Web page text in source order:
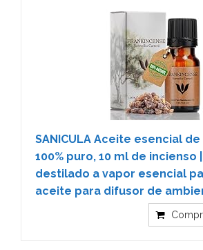
SANICULA Aceite esencial
100% puro, 10 ml de incienso
destilado a vapor esencial
aceite para difusor de